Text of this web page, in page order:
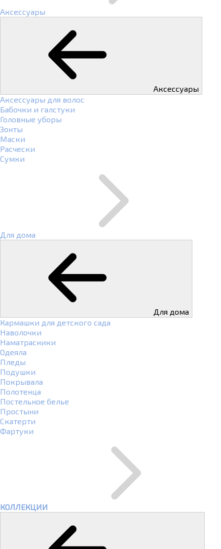
Аксессуары
Аксессуары
Аксессуары для волос
Бабочки и галстуки
Головные уборы
Зонты
Маски
Расчески
Сумки
Для дома
Для дома
Кармашки для детского сада
Наволочки
Наматрасники
Одеяла
Пледы
Подушки
Покрывала
Полотенца
Постельное белье
Простыни
Скатерти
Фартуки
КОЛЛЕКЦИИ